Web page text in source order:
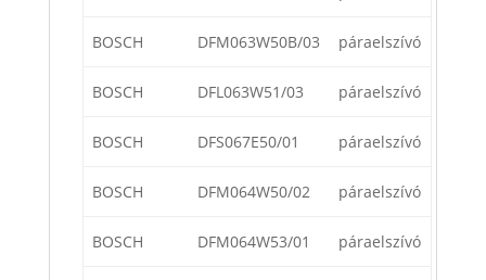
BOSCH DFM063W50B/03 páraelszívó
BOSCH DFL063W51/03 páraelszívó
BOSCH DFS067E50/01 páraelszívó
BOSCH DFM064W50/02 páraelszívó
BOSCH DFM064W53/01 páraelszívó